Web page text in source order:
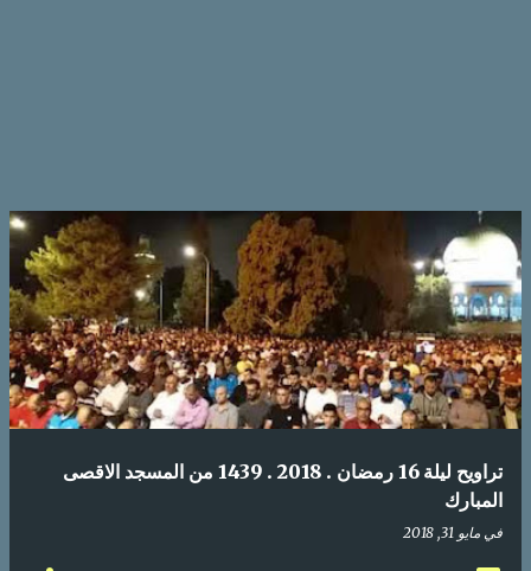
تراويح ليلة 16 رمضان . 2018 . 1439 من المسجد الاقصى
المبارك
في مايو 31, 2018